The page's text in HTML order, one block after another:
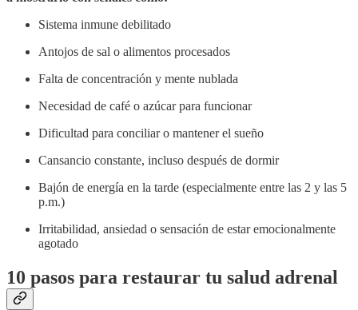
Sistema inmune debilitado
Antojos de sal o alimentos procesados
Falta de concentración y mente nublada
Necesidad de café o azúcar para funcionar
Dificultad para conciliar o mantener el sueño
Cansancio constante, incluso después de dormir
Bajón de energía en la tarde (especialmente entre las 2 y las 5
p.m.)
Irritabilidad, ansiedad o sensación de estar emocionalmente
agotado
10 pasos para restaurar tu salud adrenal